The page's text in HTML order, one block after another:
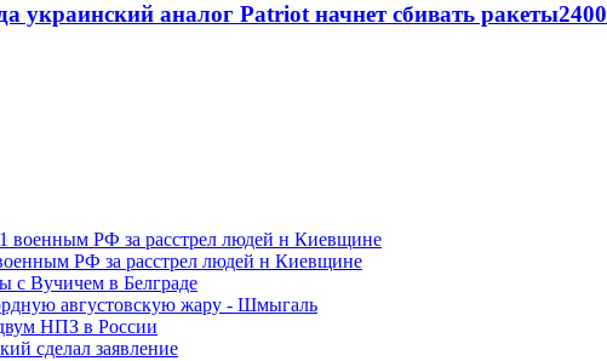
украинский аналог Patriot начнет сбивать ракеты2400
РФ за расстрел людей н Киевщине
с Вучичем в Белграде
августовскую жару - Шмыгаль
НПЗ в России
сделал заявление